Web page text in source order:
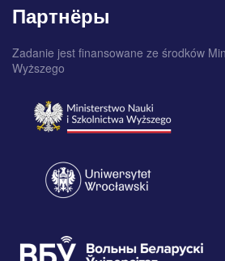
Партнёры
Zadanie jest finansowane ze środków
Wyższego